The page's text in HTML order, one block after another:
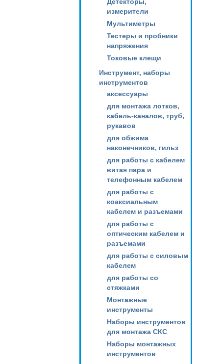
измерители
Мультиметры
Тестеры и пробники
напряжения
Токовые клещи
Инструмент, наборы
инструментов
аксессуары
для монтажа лотков,
кабель-каналов, труб,
рукавов
для обжима
наконечников, гильз
для работы с кабелем
витая пара и
телефонным кабелем
для работы с
коаксиальным
кабелем и разъемами
для работы с
оптическим кабелем и
разъемами
для работы с силовым
кабелем
для работы со
стяжками
Монтажные
инструменты
Наборы инструментов
для монтажа СКС
Наборы монтажных
инструментов